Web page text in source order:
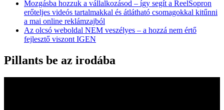
Mozgásba hozzuk a vállalkozásod – így segít a ReelSopron
erőteljes videós tartalmakkal és átlátható csomagokkal kitűnni
a mai online reklámzajból
Az olcsó weboldal NEM veszélyes – a hozzá nem értő
fejlesztő viszont IGEN
Pillants be az irodába